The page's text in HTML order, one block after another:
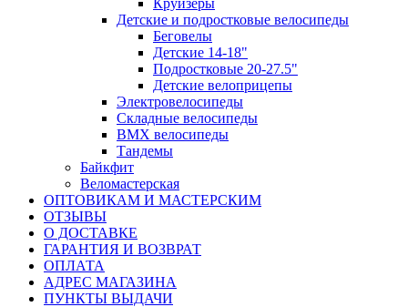
Детские и подростковые велосипеды
Беговелы
Детские 14-18"
Подростковые 20-27.5"
Детские велоприцепы
Электровелосипеды
Складные велосипеды
BMX велосипеды
Тандемы
Байкфит
Веломастерская
ОПТОВИКАМ И МАСТЕРСКИМ
ОТЗЫВЫ
О ДОСТАВКЕ
ГАРАНТИЯ И ВОЗВРАТ
ОПЛАТА
АДРЕС МАГАЗИНА
ПУНКТЫ ВЫДАЧИ